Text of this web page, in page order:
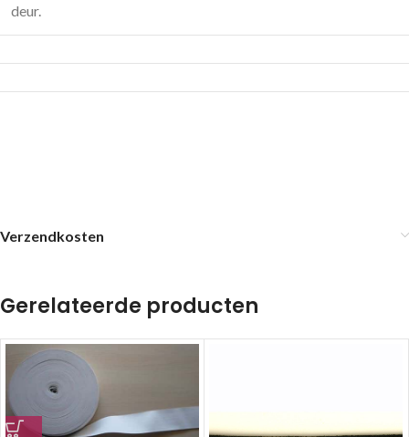
deur.
Verzendkosten
Gerelateerde producten